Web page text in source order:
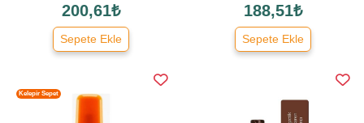
200,61₺
Sepete Ekle
188,51₺
Sepete Ekle
Kelepir Sepet